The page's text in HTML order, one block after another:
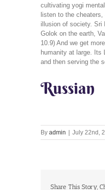
cultivating yogi
listen to the
illusion of society. Sri
Golok on the earth,
10.9) And we get
humanity at large. Its
and then serving the
Russian
By admin July 22nd,
Share This Story,